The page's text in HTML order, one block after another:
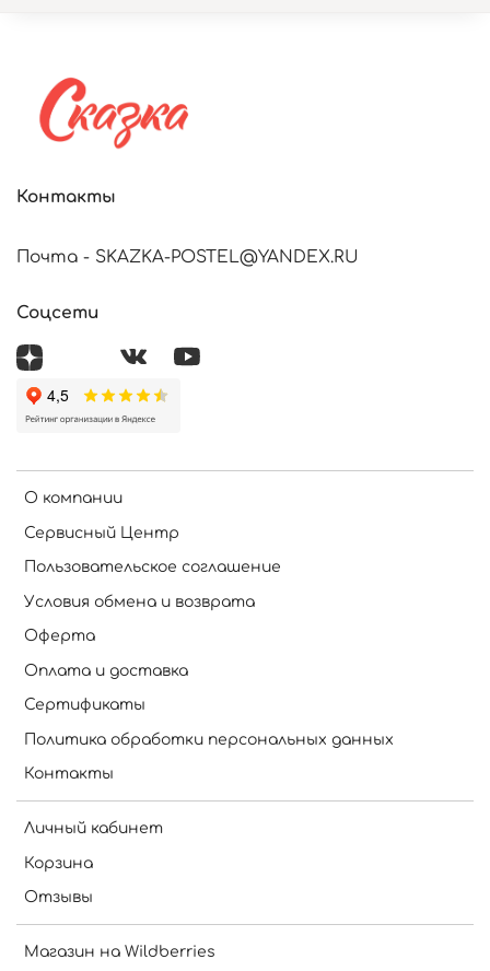
О компании
Сервисный Центр
Пользовательское соглашение
Условия обмена и возврата
Оферта
Оплата и доставка
Сертификаты
Политика обработки персональных данных
Контакты
Личный кабинет
Корзина
Отзывы
Магазин на Wildberries
Контакты
Почта - SKAZKA-POSTEL@YANDEX.RU
Соцсети